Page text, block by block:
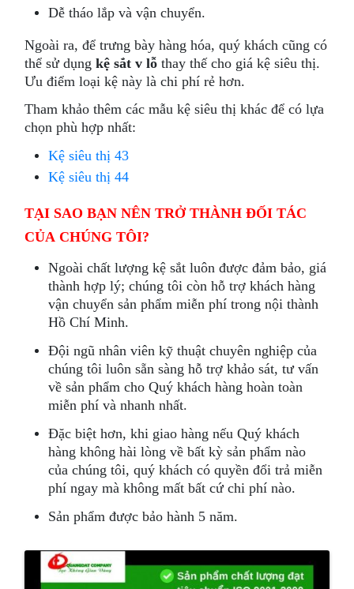
Dễ tháo lắp và vận chuyển.
Ngoài ra, để trưng bày hàng hóa, quý khách cũng có
thể sử dụngkệ sắt v lỗ thay thế cho giá kệ siêu thị.
Ưu điểm loại kệ này là chi phí rẻ hơn.
Tham khảo thêm các mẫu kệ siêu thị khác để có lựa
chọn phù hợp nhất:
Kệ siêu thị 43
Kệ siêu thị 44
TẠI SAO BẠN NÊN TRỞ THÀNH ĐỐI TÁC
CỦA CHÚNG TÔI?
Ngoài chất lượng kệ sắt luôn được đảm bảo, giá
thành hợp lý; chúng tôi còn hỗ trợ khách hàng
vận chuyển sản phẩm miễn phí trong nội thành
Hồ Chí Minh.
Đội ngũ nhân viên kỹ thuật chuyên nghiệp của
chúng tôi luôn sẵn sàng hỗ trợ khảo sát, tư vấn
về sản phẩm cho Quý khách hàng hoàn toàn
miễn phí và nhanh nhất.
Đặc biệt hơn, khi giao hàng nếu Quý khách
hàng không hài lòng về bất kỳ sản phẩm nào
của chúng tôi, quý khách có quyền đổi trả miễn
phí ngay mà không mất bất cứ chi phí nào.
Sản phẩm được bảo hành 5 năm.